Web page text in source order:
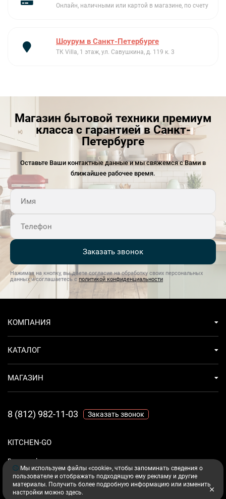
Онлайн, наличными или картой в магазине, по счету
Шоурум в Санкт-Петербурге
ТК Villa, 1 этаж, ул. Савушкина, д. 119 к. 3
Магазин бытовой техники премиум
класса с гарантией в Санкт-
Петербурге
Оставьте Ваши контактные данные и мы свяжемся с Вами в
ближайшее рабочее время.
Заказать звонок
Нажимая на кнопку, вы даете согласие на обработку своих персональных
данных и соглашаетесь с политикой конфиденциальности
KITCHEN-GO
Ваш комфорт - дело техники.
КОМПАНИЯ
КАТАЛОГ
МАГАЗИН
8 (812) 982-11-03 Заказать звонок
Мы используем файлы «cookie», чтобы запоминать сведения о
пользователе и отображать подходящую ему рекламу и другие
материалы. Получить более подробную информацию или изменить
настройки можно здесь.